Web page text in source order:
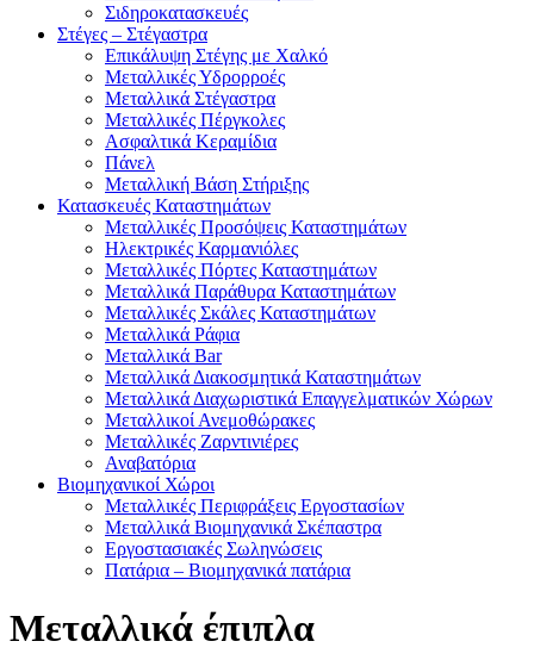
Σιδηροκατασκευές
Στέγες – Στέγαστρα
Επικάλυψη Στέγης με Χαλκό
Μεταλλικές Υδρορροές
Μεταλλικά Στέγαστρα
Μεταλλικές Πέργκολες
Ασφαλτικά Κεραμίδια
Πάνελ
Μεταλλική Βάση Στήριξης
Κατασκευές Καταστημάτων
Μεταλλικές Προσόψεις Καταστημάτων
Ηλεκτρικές Καρμανιόλες
Μεταλλικές Πόρτες Καταστημάτων
Μεταλλικά Παράθυρα Καταστημάτων
Μεταλλικές Σκάλες Καταστημάτων
Μεταλλικά Ράφια
Μεταλλικά Bar
Μεταλλικά Διακοσμητικά Καταστημάτων
Μεταλλικά Διαχωριστικά Επαγγελματικών Χώρων
Μεταλλικοί Ανεμοθώρακες
Μεταλλικές Ζαρντινιέρες
Αναβατόρια
Βιομηχανικοί Χώροι
Μεταλλικές Περιφράξεις Εργοστασίων
Μεταλλικά Βιομηχανικά Σκέπαστρα
Εργοστασιακές Σωληνώσεις
Πατάρια – Βιομηχανικά πατάρια
Μεταλλικά έπιπλα